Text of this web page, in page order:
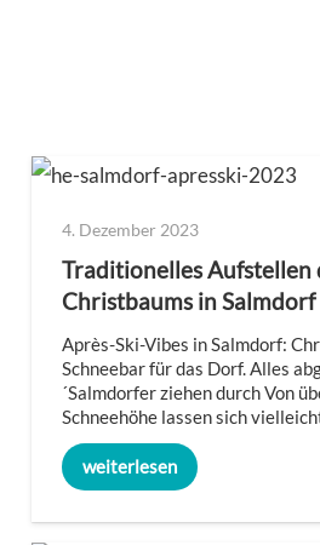
4. Dezember 2023
Traditionelles Aufstellen
Christbaums in Salmdorf
Après-Ski-Vibes in Salmdorf:
Schneebar für das Dorf. Alles
´Salmdorfer ziehen durch Von
Schneehöhe lassen sich
weiterlesen